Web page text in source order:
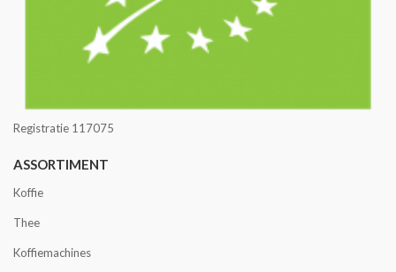
Registratie 117075
ASSORTIMENT
Koffie
Thee
Koffiemachines